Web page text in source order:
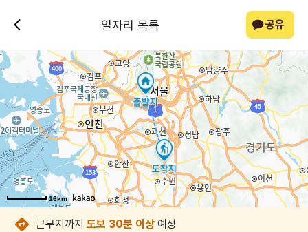
일자리 목록 공유
16km
16km
16km
16km
16km
16km
16km
16km
근무지까지 도보 30분 이상 예상